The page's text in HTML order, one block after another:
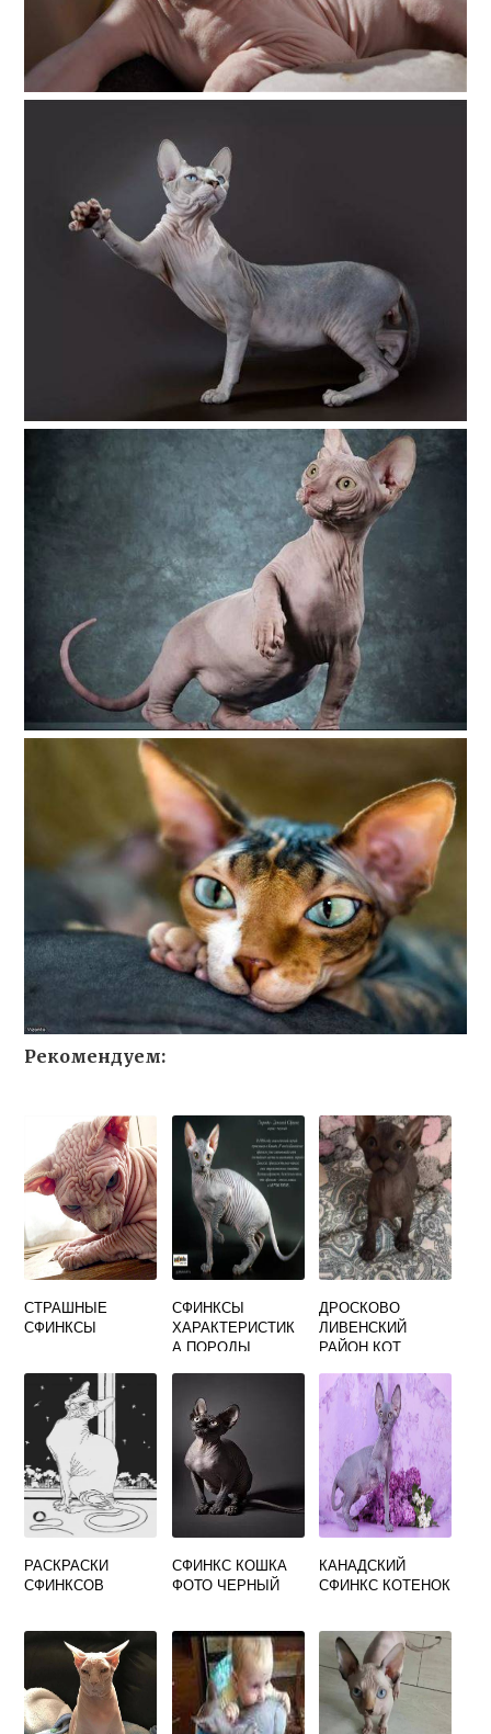
Рекомендуем:
СТРАШНЫЕ
СФИНКСЫ
СФИНКСЫ
ХАРАКТЕРИСТИК
А ПОРОДЫ
ДРОСКОВО
ЛИВЕНСКИЙ
РАЙОН КОТ
РАСКРАСКИ
СФИНКСОВ
СФИНКС КОШКА
ФОТО ЧЕРНЫЙ
КАНАДСКИЙ
СФИНКС КОТЕНОК